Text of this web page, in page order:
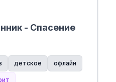
- Спасение
детское офлайн